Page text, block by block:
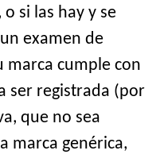
o si las hay y se
examen de
marca cumple con
ser registrada (por
que no sea
marca genérica,